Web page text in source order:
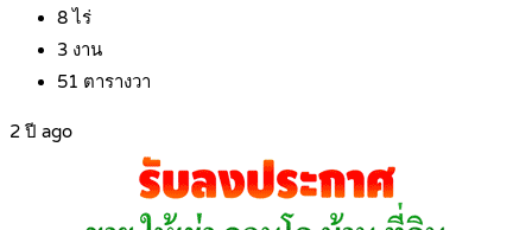
8ไร่
3 งาน
51 ตารางวา
2 ปี ago